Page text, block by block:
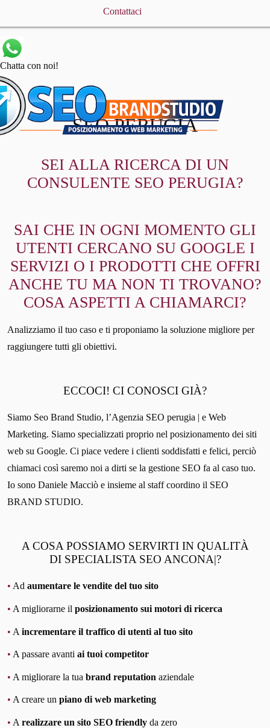
Contattaci
Chatta con noi!
SEO PERUGIA
SEI ALLA RICERCA DI UN
CONSULENTE SEO PERUGIA?
SAI CHE IN OGNI MOMENTO GLI
UTENTI CERCANO SU GOOGLE I
SERVIZI O I PRODOTTI CHE OFFRI
ANCHE TU MA NON TI TROVANO?
COSA ASPETTI A CHIAMARCI?
Analizziamo il tuo caso e ti proponiamo la soluzione migliore per
raggiungere tutti gli obiettivi.
ECCOCI! CI CONOSCI GIÀ?
Siamo Seo Brand Studio, l’Agenzia SEO perugia | e Web
Marketing. Siamo specializzati proprio nel posizionamento dei siti
web su Google. Ci piace vedere i clienti soddisfatti e felici, perciò
chiamaci così saremo noi a dirti se la gestione SEO fa al caso tuo.
Io sono Daniele Macciò e insieme al staff coordino il SEO
BRAND STUDIO.
A COSA POSSIAMO SERVIRTI IN QUALITÀ
DI SPECIALISTA SEO ANCONA|?
• Ad aumentare le vendite del tuo sito
• A migliorarne il posizionamento sui motori di ricerca
• A incrementare il traffico di utenti al tuo sito
• A passare avanti ai tuoi competitor
• A migliorare la tua brand reputation aziendale
• A creare un piano di web marketing
• A realizzare un sito SEO friendly da zero